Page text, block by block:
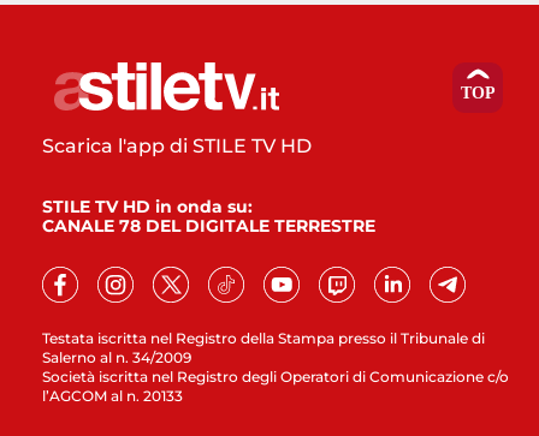
Testata iscritta nel Registro della Stampa presso il Tribunale di
Salerno al n. 34/2009
Società iscritta nel Registro degli Operatori di Comunicazione c/o
l’AGCOM al n. 20133
Scarica l'app di STILE TV HD
STILE TV HD in onda su:
CANALE 78 DEL DIGITALE TERRESTRE